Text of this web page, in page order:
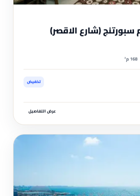
168 م²
تخفيض
عرض التفاصيل